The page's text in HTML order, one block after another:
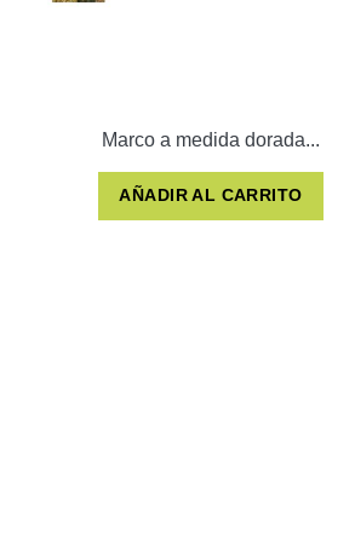
Marco a medida dorada...
AÑADIR AL CARRITO